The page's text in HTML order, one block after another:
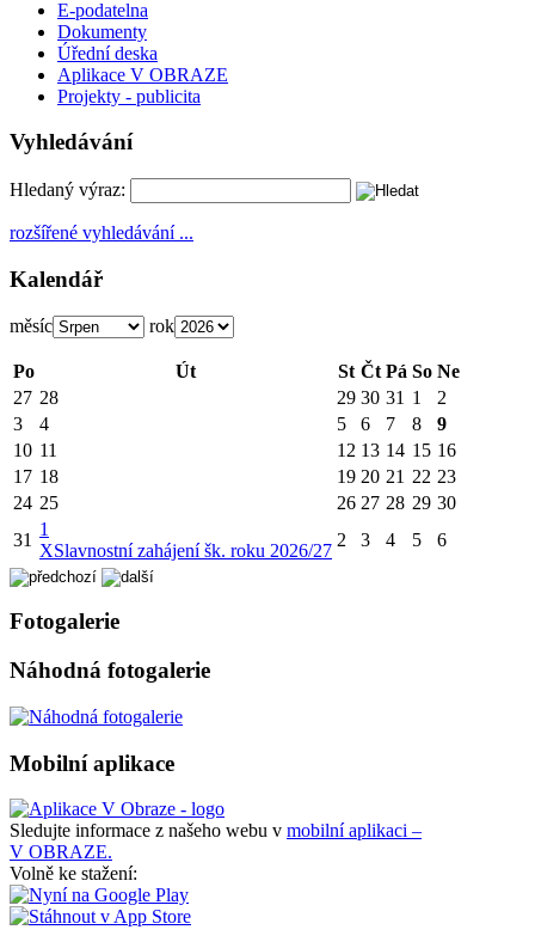
E-podatelna
Dokumenty
Úřední deska
Aplikace V OBRAZE
Projekty - publicita
Vyhledávání
Hledaný výraz:
rozšířené vyhledávání ...
Kalendář
měsíc rok
Po Út St Čt Pá So Ne
27 28 29 30 31 1
2
3
4 5 6 7 8
9
10 11 12 13 14 15 16
17 18 19 20 21 22 23
24 25 26 27 28 29 30
31
1
XSlavnostní zahájení šk. roku 2026/27
2 3 4 5 6
Fotogalerie
Náhodná fotogalerie
Mobilní aplikace
Sledujte informace z našeho webu v mobilní aplikaci –
V OBRAZE.
Volně ke stažení: